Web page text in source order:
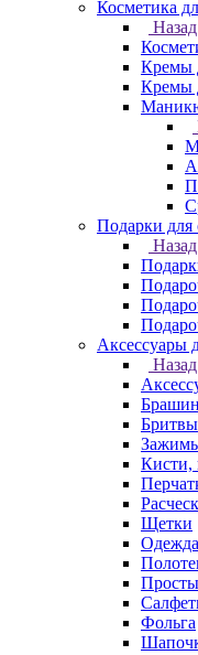
Косметика
Назад
Кремы
Кремы
Подарки для
Назад
Аксессуары
Назад
Бритвы
Кисти,
Щетки
Фольга